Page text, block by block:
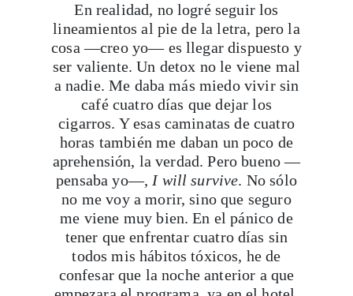
ser valiente. Un detox no le viene mal
a nadie. Me daba más miedo vivir sin
café cuatro días que dejar los
cigarros. Y esas caminatas de cuatro
horas también me daban un poco de
aprehensión, la verdad. Pero bueno —
pensaba yo—,I will survive. No sólo
no me voy a morir, sino que seguro
me viene muy bien. En el pánico de
tener que enfrentar cuatro días sin
todos mis hábitos tóxicos, he de
confesar que la noche anterior a que
empezara el programa, ya en el hotel,
me comí una hamburguesa —de pavo
— con un montón de papas fritas.
itinerarios, tips de insider y las guías más
Suscribirme